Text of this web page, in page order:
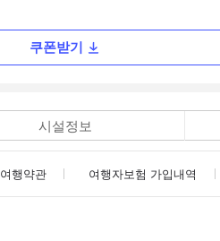
쿠폰받기
시설정보
여행약관 여행자보험 가입내역